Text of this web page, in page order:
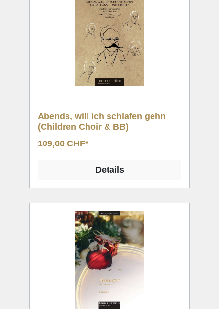
Abends, will ich schlafen gehn
(Children Choir & BB)
109,00 CHF*
Details